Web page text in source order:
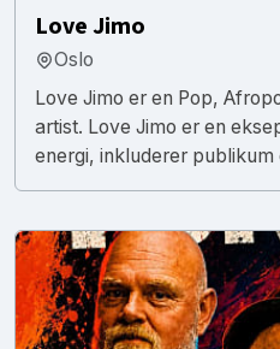
Love Jimo
Oslo
Love Jimo er en Pop,
artist. Love Jimo er en
energi, inkluderer publikum